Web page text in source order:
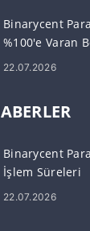
Binarycent
%100'e Varan
22.07.2026
Binarycent
İşlem Süreleri
22.07.2026